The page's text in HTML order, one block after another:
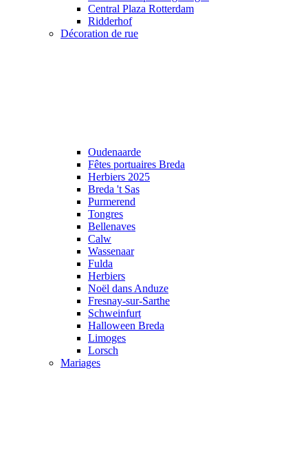
Central Plaza Rotterdam
Ridderhof
Décoration de rue
Oudenaarde
Fêtes portuaires Breda
Herbiers 2025
Breda 't Sas
Purmerend
Tongres
Bellenaves
Calw
Wassenaar
Fulda
Herbiers
Noël dans Anduze
Fresnay-sur-Sarthe
Schweinfurt
Halloween Breda
Limoges
Lorsch
Mariages